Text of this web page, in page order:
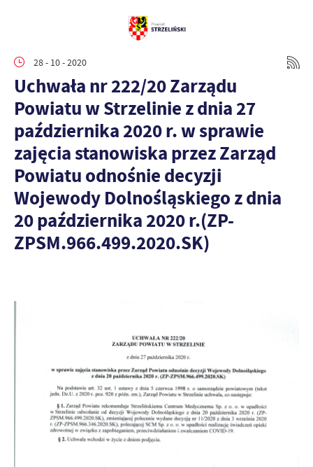
28 - 10 - 2020
Uchwała nr 222/20 Zarządu
Powiatu w Strzelinie z dnia 27
października 2020 r. w sprawie
zajęcia stanowiska przez Zarząd
Powiatu odnośnie decyzji
Wojewody Dolnośląskiego z dnia
20 października 2020 r.(ZP-
ZPSM.966.499.2020.SK)